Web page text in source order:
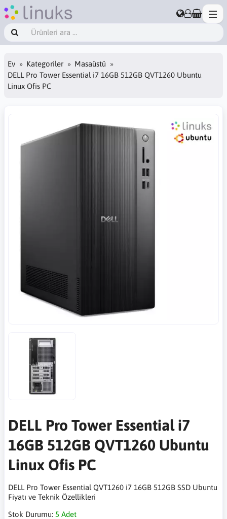
Ev Kategoriler
Masaüstü
DELL Pro Tower Essential i7 16GB 512GB QVT1260 Ubuntu
Linux Ofis PC
DELL Pro Tower Essential i7
16GB 512GB QVT1260 Ubuntu
Linux Ofis PC
DELL Pro Tower Essential QVT1260 i7 16GB 512GB SSD Ubuntu
Fiyatı ve Teknik Özellikleri
Stok Durumu: 5 Adet